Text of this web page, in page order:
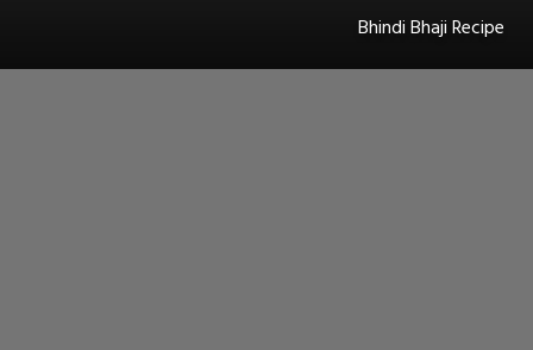
Bhindi Bhaji Recipe